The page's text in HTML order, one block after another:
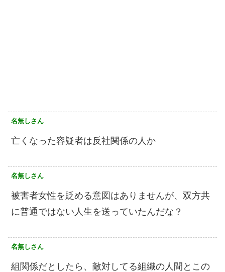
名無しさん
亡くなった容疑者は反社関係の人か
名無しさん
被害者女性を貶める意図はありませんが、双方共
に普通ではない人生を送っていたんだな？
名無しさん
組関係だとしたら、敵対してる組織の人間とこの